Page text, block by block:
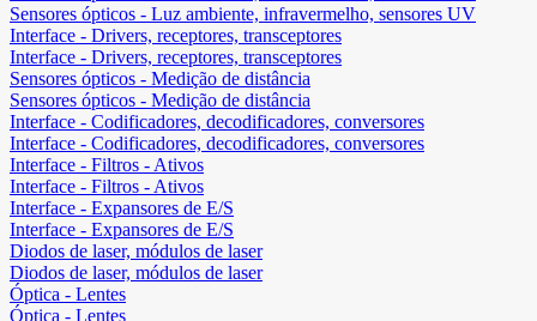
Sensores ópticos - Luz ambiente, infravermelho, sensores UV
Interface - Drivers, receptores, transceptores
Interface - Drivers, receptores, transceptores
Sensores ópticos - Medição de distância
Sensores ópticos - Medição de distância
Interface - Codificadores, decodificadores, conversores
Interface - Codificadores, decodificadores, conversores
Interface - Filtros - Ativos
Interface - Filtros - Ativos
Interface - Expansores de E/S
Interface - Expansores de E/S
Diodos de laser, módulos de laser
Diodos de laser, módulos de laser
Óptica - Lentes
Óptica - Lentes